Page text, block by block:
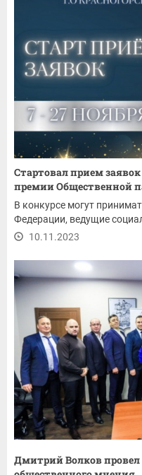
Стартовал прием
премии Общественной
В конкурсе могут
Федерации, ведущие
10.11.2023
Дмитрий Волков провел